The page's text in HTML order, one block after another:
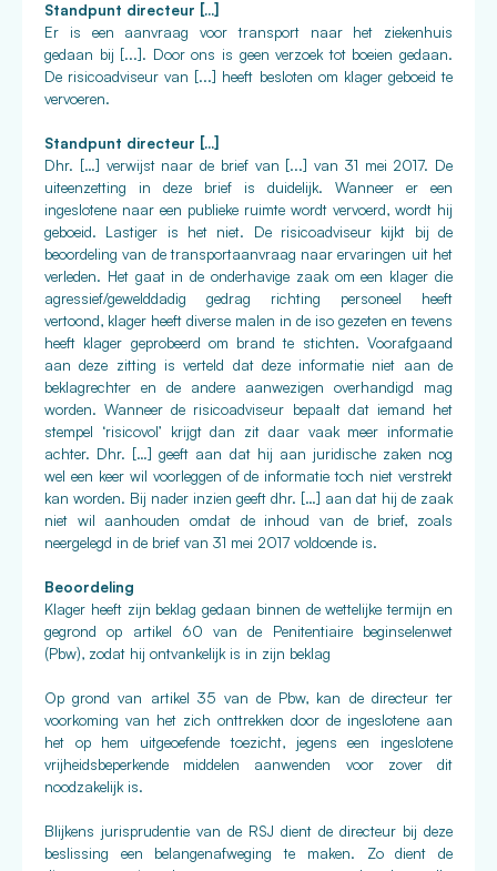
Standpunt directeur [...]
Er is een aanvraag voor transport naar het ziekenhuis
gedaan bij [...]. Door ons is geen verzoek tot boeien gedaan.
De risicoadviseur van [...] heeft besloten om klager geboeid te
vervoeren.
Standpunt directeur [...]
Dhr. […] verwijst naar de brief van [...] van 31 mei 2017. De
uiteenzetting in deze brief is duidelijk. Wanneer er een
ingeslotene naar een publieke ruimte wordt vervoerd, wordt hij
geboeid. Lastiger is het niet. De risicoadviseur kijkt bij de
beoordeling van de transportaanvraag naar ervaringen uit het
verleden. Het gaat in de onderhavige zaak om een klager die
agressief/gewelddadig gedrag richting personeel heeft
vertoond, klager heeft diverse malen in de iso gezeten en tevens
heeft klager geprobeerd om brand te stichten. Voorafgaand
aan deze zitting is verteld dat deze informatie niet aan de
beklagrechter en de andere aanwezigen overhandigd mag
worden. Wanneer de risicoadviseur bepaalt dat iemand het
stempel ‘risicovol’ krijgt dan zit daar vaak meer informatie
achter. Dhr. […] geeft aan dat hij aan juridische zaken nog
wel een keer wil voorleggen of de informatie toch niet verstrekt
kan worden. Bij nader inzien geeft dhr. […] aan dat hij de zaak
niet wil aanhouden omdat de inhoud van de brief, zoals
neergelegd in de brief van 31 mei 2017 voldoende is.
Beoordeling
Klager heeft zijn beklag gedaan binnen de wettelijke termijn en
gegrond op artikel 60 van de Penitentiaire beginselenwet
(Pbw), zodat hij ontvankelijk is in zijn beklag
Op grond van artikel 35 van de Pbw, kan de directeur ter
voorkoming van het zich onttrekken door de ingeslotene aan
het op hem uitgeoefende toezicht, jegens een ingeslotene
vrijheidsbeperkende middelen aanwenden voor zover dit
noodzakelijk is.
Blijkens jurisprudentie van de RSJ dient de directeur bij deze
beslissing een belangenafweging te maken. Zo dient de